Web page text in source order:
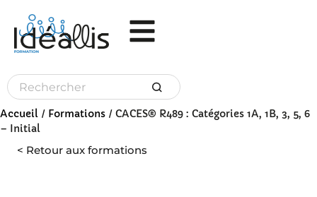
Accueil / Formations / CACES® R489 : Catégories 1A, 1B, 3, 5, 6
– Initial
< Retour aux formations